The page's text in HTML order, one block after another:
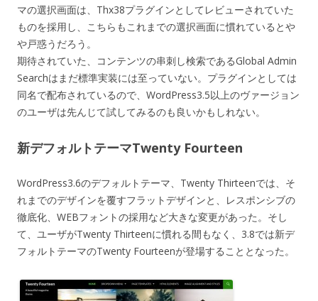
マの選択画面は、Thx38プラグインとしてレビューされていた
ものを採用し、こちらもこれまでの選択画面に慣れているとや
や戸惑うだろう。
期待されていた、コンテンツの串刺し検索であるGlobal Admin
Searchはまだ標準実装には至っていない。プラグインとしては
同名で配布されているので、WordPress3.5以上のヴァージョン
のユーザは先んじて試してみるのも良いかもしれない。
新デフォルトテーマTwenty Fourteen
WordPress3.6のデフォルトテーマ、Twenty Thirteenでは、そ
れまでのデザインを覆すフラットデザインと、レスポンシブの
徹底化、WEBフォントの採用など大きな変更があった。そし
て、ユーザがTwenty Thirteenに慣れる間もなく、3.8では新デ
フォルトテーマのTwenty Fourteenが登場することとなった。